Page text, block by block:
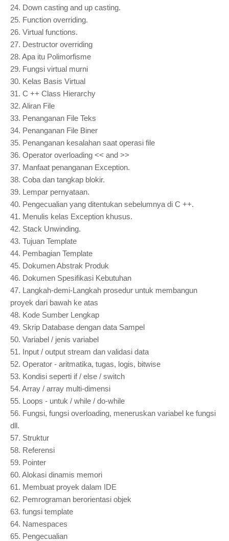
24. Down casting and up casting.
25. Function overriding.
26. Virtual functions.
27. Destructor overriding
28. Apa itu Polimorfisme
29. Fungsi virtual murni
30. Kelas Basis Virtual
31. C ++ Class Hierarchy
32. Aliran File
33. Penanganan File Teks
34. Penanganan File Biner
35. Penanganan kesalahan saat operasi file
36. Operator overloading << and >>
37. Manfaat penanganan Exception.
38. Coba dan tangkap blokir.
39. Lempar pernyataan.
40. Pengecualian yang ditentukan sebelumnya di C ++.
41. Menulis kelas Exception khusus.
42. Stack Unwinding.
43. Tujuan Template
44. Pembagian Template
45. Dokumen Abstrak Produk
46. Dokumen Spesifikasi Kebutuhan
47. Langkah-demi-Langkah prosedur untuk membangun
proyek dari bawah ke atas
48. Kode Sumber Lengkap
49. Skrip Database dengan data Sampel
50. Variabel / jenis variabel
51. Input / output stream dan validasi data
52. Operator - aritmatika, tugas, logis, bitwise
53. Kondisi seperti if / else / switch
54. Array / array multi-dimensi
55. Loops - untuk / while / do-while
56. Fungsi, fungsi overloading, meneruskan variabel ke fungsi
dll.
57. Struktur
58. Referensi
59. Pointer
60. Alokasi dinamis memori
61. Membuat proyek dalam IDE
62. Pemrograman berorientasi objek
63. fungsi template
64. Namespaces
65. Pengecualian